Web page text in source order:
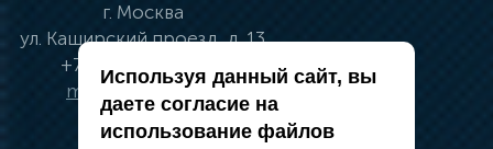
г. Москва
ул. Каширский проезд, д. 13
+7 (495) 134-41-83
moskva@vincci.ru
Используя данный сайт, вы
даете согласие на
использование файлов